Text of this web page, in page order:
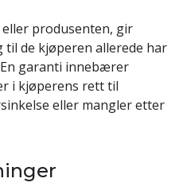
produsenten, gir
de kjøperen allerede har
garanti innebærer
i kjøperens rett til
eller mangler etter